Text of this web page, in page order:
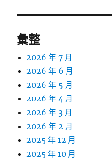
彙整
2026 年 7 月
2026 年 6 月
2026 年 5 月
2026 年 4 月
2026 年 3 月
2026 年 2 月
2025 年 12 月
2025 年 10 月